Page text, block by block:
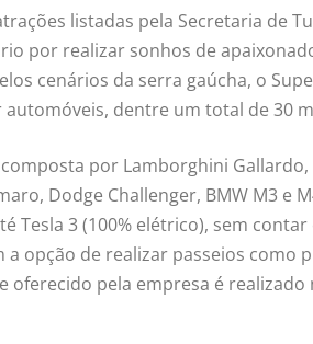
listadas pela Secretaria de
por realizar sonhos de
cenários da serra gaúcha, o
dentre um total de 30
por Lamborghini Gallardo,
Dodge Challenger, BMW M3 e
Tesla 3 (100% elétrico), sem contar
a opção de realizar passeios como
pela empresa é